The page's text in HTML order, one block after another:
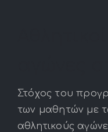
Στόχος του
των μαθητών με
αθλητικούς